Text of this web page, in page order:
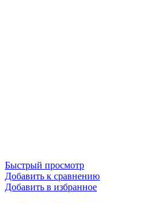
Быстрый просмотр
Добавить к сравнению
Добавить в избранное